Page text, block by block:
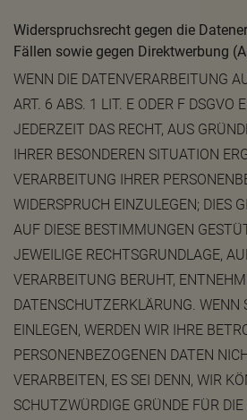
Widerspruchsrecht gegen die
Fällen sowie gegen Direktwerbung
WENN DIE DATENVERARBEITUNG
ART. 6 ABS. 1 LIT. E ODER F DSGVO
JEDERZEIT DAS RECHT, AUS
IHRER BESONDEREN SITUATION
VERARBEITUNG IHRER
WIDERSPRUCH EINZULEGEN; DIES
AUF DIESE BESTIMMUNGEN
JEWEILIGE RECHTSGRUNDLAGE,
VERARBEITUNG BERUHT,
DATENSCHUTZERKLÄRUNG. WENN
EINLEGEN, WERDEN WIR IHRE
PERSONENBEZOGENEN DATEN
VERARBEITEN, ES SEI DENN, WIR
SCHUTZWÜRDIGE GRÜNDE FÜR